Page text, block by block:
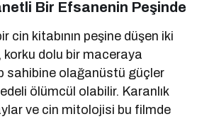
Bir Efsanenin Peşinde
cin kitabının peşine düşen iki
korku dolu bir maceraya
sahibine olağanüstü güçler
ölümcül olabilir. Karanlık
ve cin mitolojisi bu filmde